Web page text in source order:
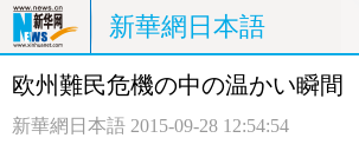
新華網日本語
ホームページ 政治
欧州難民危機の中の温かい瞬間
新華網日本語 2015-09-28 12:54:54